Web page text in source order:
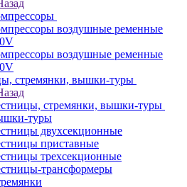
воздушные ременные
воздушные ременные
стремянки, вышки-туры
стремянки, вышки-туры
туры
двухсекционные
приставные
трехсекционные
трансформеры